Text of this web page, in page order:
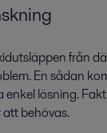
från
En sådan
enkel lösning.
behövas.